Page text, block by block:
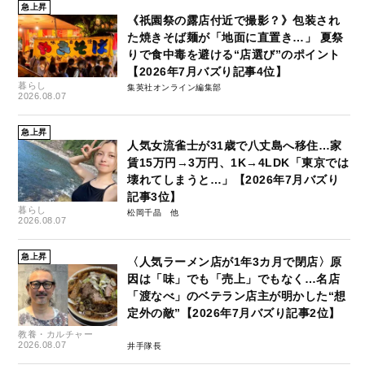
急上昇
暮らし
2026.08.07
《祇園祭の露店付近で撮影？》包装され
た焼きそば麺が「地面に直置き…」 夏祭
りで食中毒を避ける“店選び”のポイント
【2026年7月バズり記事4位】
集英社オンライン編集部
急上昇
暮らし
2026.08.07
人気女流雀士が31歳で八丈島へ移住…家
賃15万円→3万円、1K→4LDK「東京では
壊れてしまうと…」【2026年7月バズり
記事3位】
松岡千晶
急上昇
教養・カルチャー
2026.08.07
〈人気ラーメン店が1年3カ月で閉店〉原
因は「味」でも「売上」でもなく…名店
「渡なべ」のベテラン店主が明かした“想
定外の敵”【2026年7月バズり記事2位】
井手隊長